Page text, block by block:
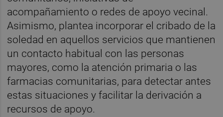
acompañamiento o redes de apoyo vecinal.
Asimismo, plantea incorporar el cribado de la
soledad en aquellos servicios que mantienen
un contacto habitual con las personas
mayores, como la atención primaria o las
farmacias comunitarias, para detectar antes
estas situaciones y facilitar la derivación a
recursos de apoyo.